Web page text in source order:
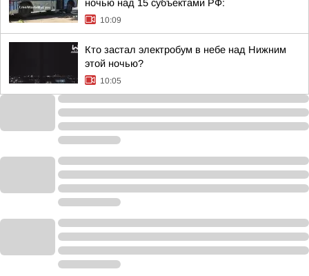
ночью над 15 субъектами РФ:
10:09
Кто застал электробум в небе над Нижним
этой ночью?
10:05